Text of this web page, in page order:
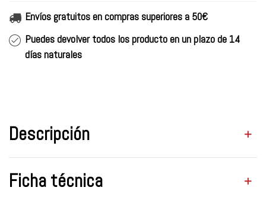
Envíos gratuitos en compras superiores a 50€
Puedes devolver todos los producto en un plazo de 14
días naturales
Descripción
Ficha técnica